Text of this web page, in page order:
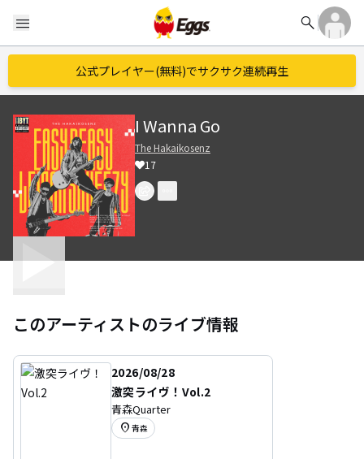
menu search
公式プレイヤー(無料)でサクサク連続再生
I Wanna Go
The Hakaikosenz
17
このアーティストのライブ情報
2026/08/28
激突ライヴ！Vol.2
青森Quarter
location_on 青森